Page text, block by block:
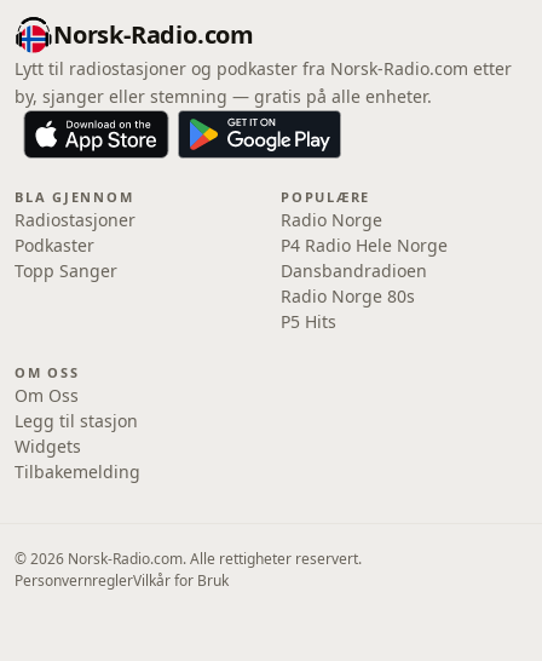
Norsk-Radio.com
Lytt til radiostasjoner og podkaster fra Norsk-Radio.com etter
by, sjanger eller stemning — gratis på alle enheter.
BLA GJENNOM
Radiostasjoner
Podkaster
Topp Sanger
POPULÆRE
Radio Norge
P4 Radio Hele Norge
Dansbandradioen
Radio Norge 80s
P5 Hits
OM OSS
Om Oss
Legg til stasjon
Widgets
Tilbakemelding
© 2026 Norsk-Radio.com. Alle rettigheter reservert.
PersonvernreglerVilkår for Bruk